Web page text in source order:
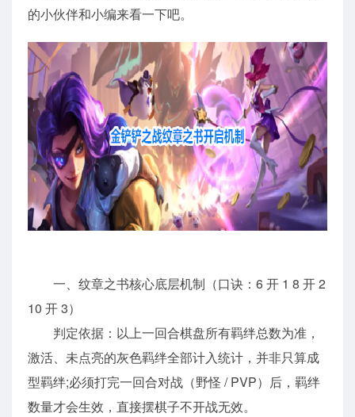
的小伙伴和小编来看一下吧。
一、纹章之书核心底层机制（口诀：6 开 1 8 开 2
10 开 3）
判定依据：以上一回合棋盘所有羁绊总数为准，
激活、未点亮的灰色羁绊全部计入统计，并非只算成
型羁绊;必须打完一回合对战（野怪 / PVP）后，羁绊
数量才会生效，直接摆棋子不开战无效。